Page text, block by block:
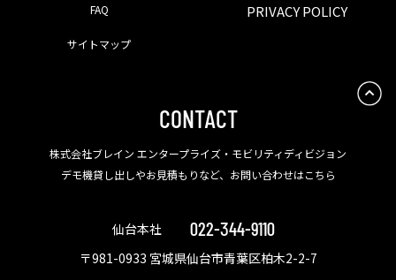
FAQ PRIVACY POLICY
サイトマップ
CONTACT
株式会社ブレイン エンタープライズ・モビリティディビジョン
デモ機貸し出しやお見積もりなど、お問い合わせはこちら
仙台本社 022-344-9110
〒981-0933 宮城県仙台市青葉区柏木2-2-7